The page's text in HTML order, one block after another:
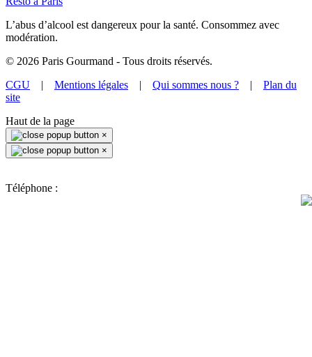
L’abus d’alcool est dangereux pour la santé. Consommez avec
modération.
© 2026 Paris Gourmand - Tous droits réservés.
CGU | Mentions légales | Qui sommes nous ? | Plan du
site
Haut de la page
×
×
Téléphone :